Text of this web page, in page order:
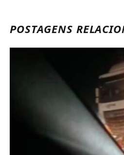
POSTAGENS